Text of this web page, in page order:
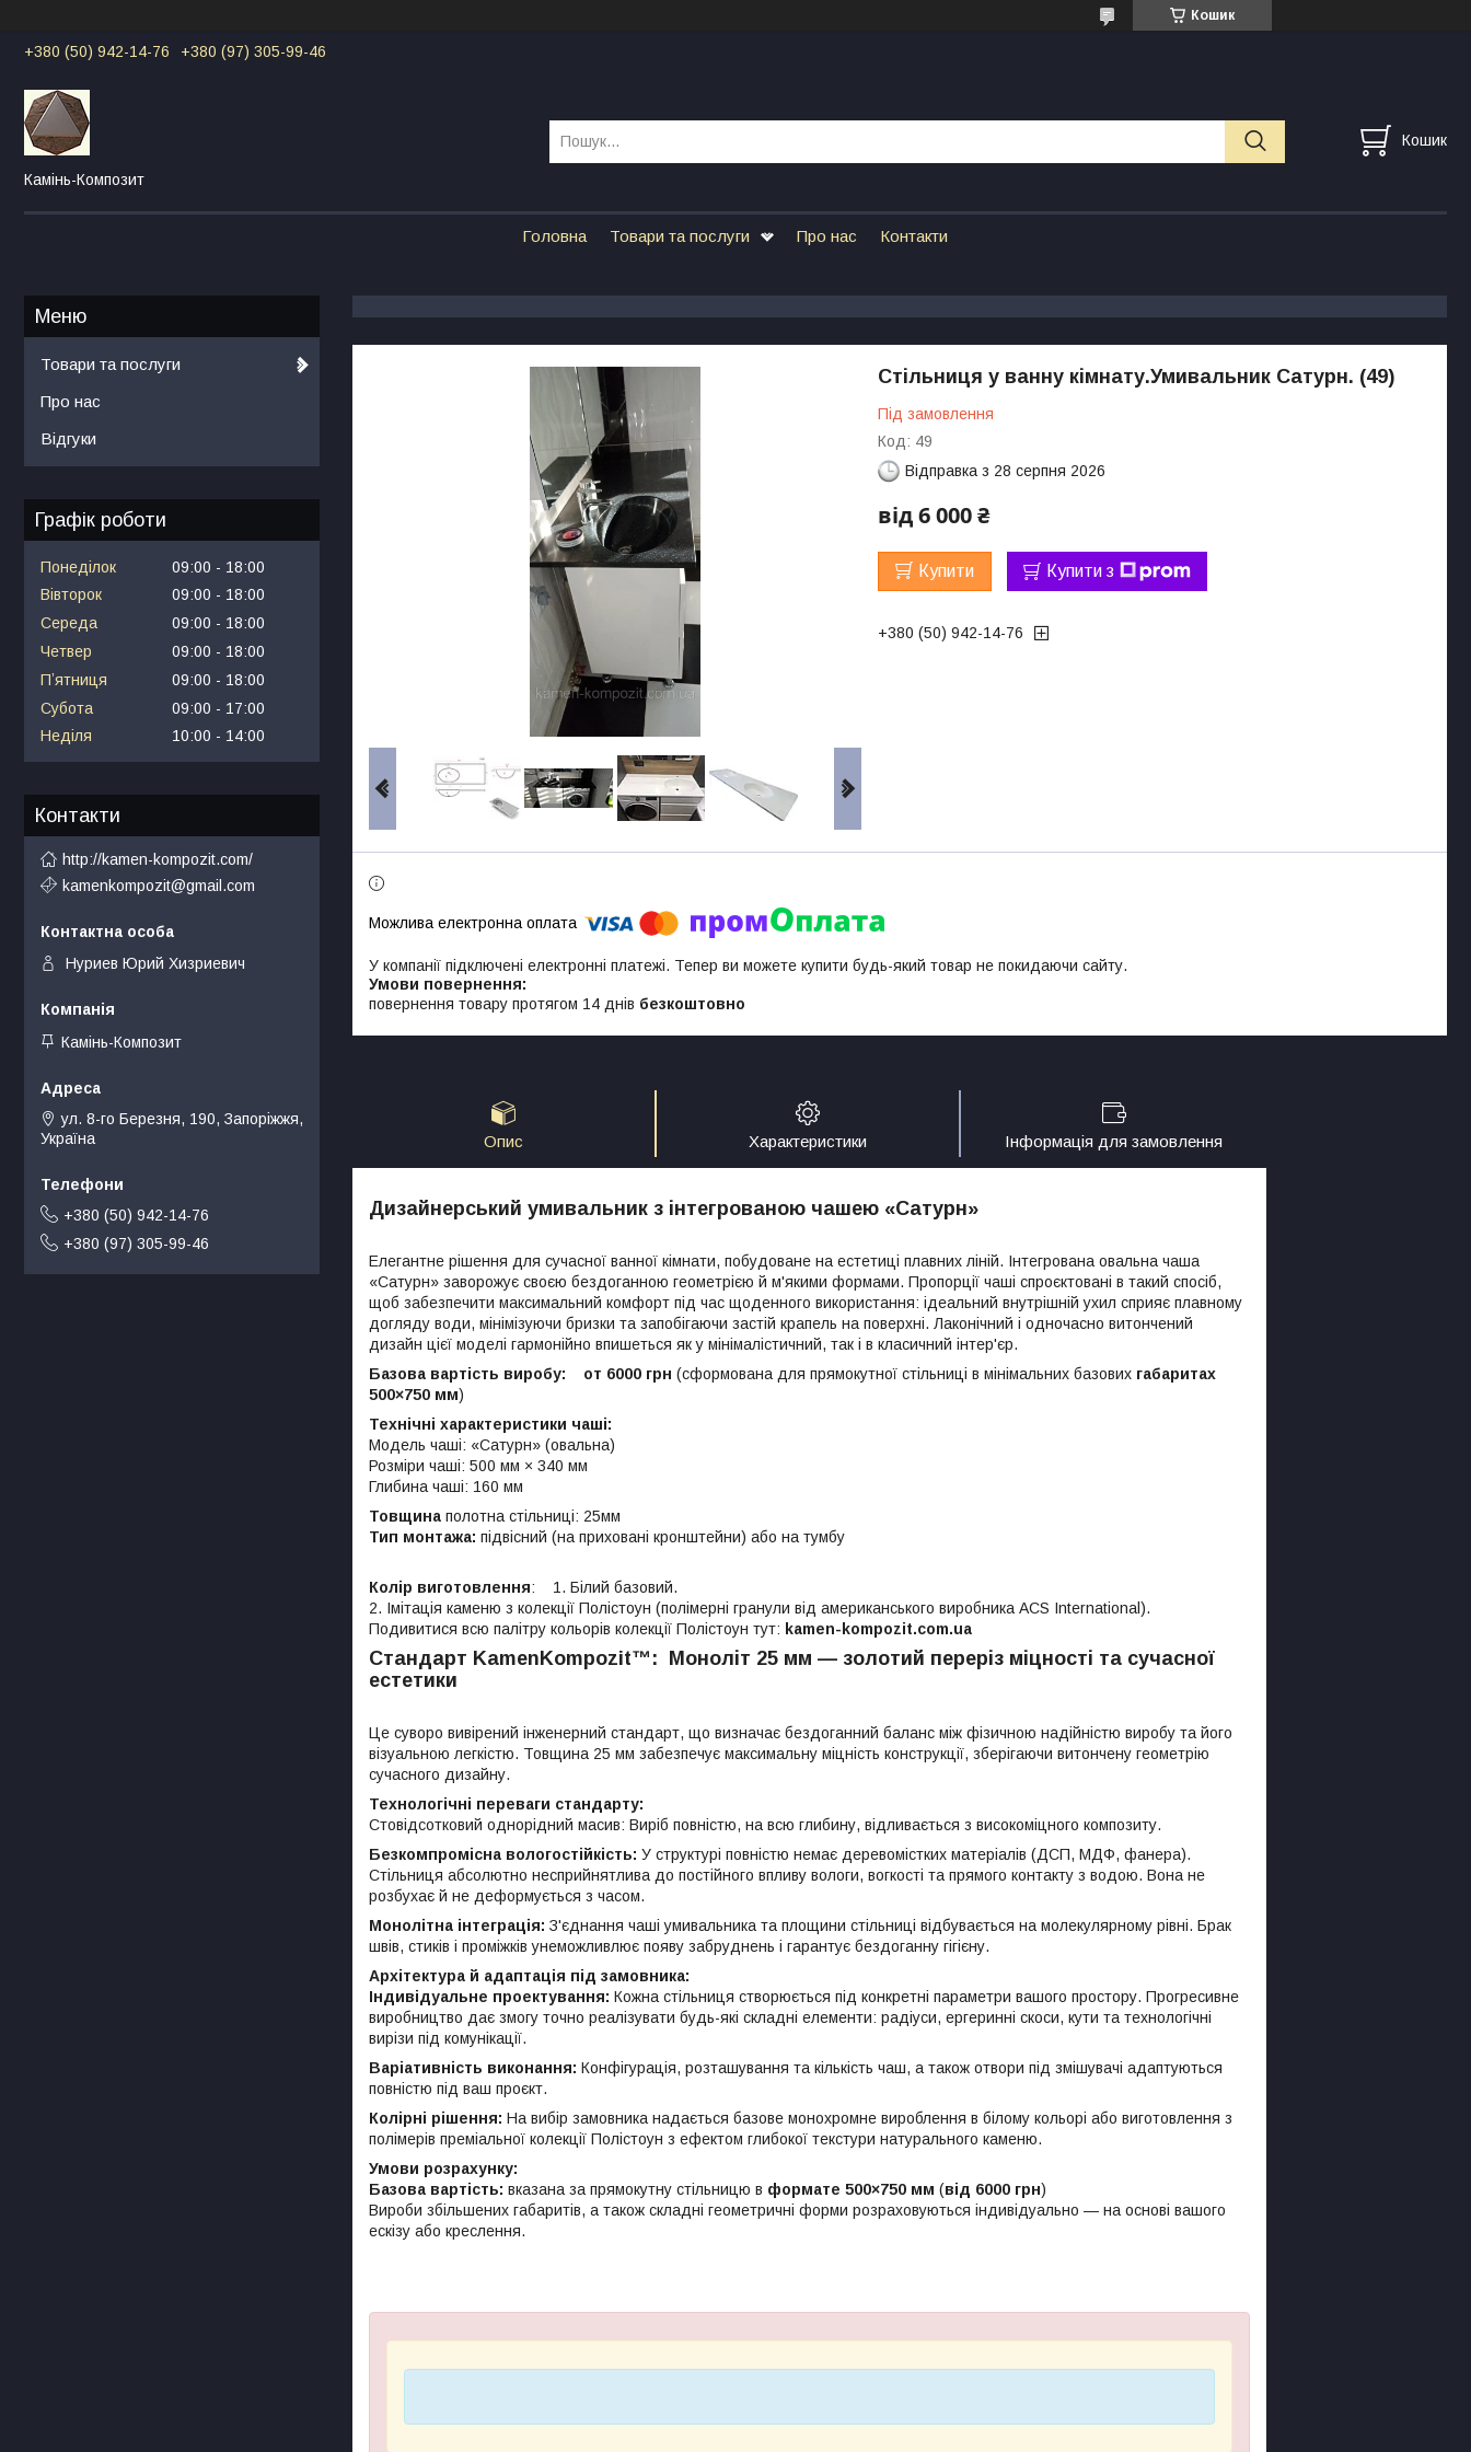
Кошик
+380 (50) 942-14-76 +380 (97) 305-99-46
Камінь-Композит
Кошик
Головна Товари та послуги Про нас Контакти
Стільниця у ванну кімнату.Умивальник Сатурн. (49)
Під замовлення
Код: 49
Відправка з 28 серпня 2026
від6 000 ₴
Купити Купити з
+380 (50) 942-14-76
У компанії підключені електронні платежі. Тепер ви можете купити будь-який товар не покидаючи сайту.
повернення товару протягом 14 днів безкоштовно
Опис Характеристики Інформація для замовлення
Дизайнерський умивальник з інтегрованою чашею «Сатурн»
Елегантне рішення для сучасної ванної кімнати, побудоване на естетиці плавних ліній. Інтегрована овальна чаша
«Сатурн» заворожує своєю бездоганною геометрією й м'якими формами. Пропорції чаші спроєктовані в такий спосіб,
щоб забезпечити максимальний комфорт під час щоденного використання: ідеальний внутрішній ухил сприяє плавному
догляду води, мінімізуючи бризки та запобігаючи застій крапель на поверхні. Лаконічний і одночасно витончений
дизайн цієї моделі гармонійно впишеться як у мінімалістичний, так і в класичний інтер'єр.
Базова вартість виробу: от 6000 грн (сформована для прямокутної стільниці в мінімальних базових габаритах
500×750 мм)
Технічні характеристики чаші:
Модель чаші: «Сатурн» (овальна)
Розміри чаші: 500 мм × 340 мм
Глибина чаші: 160 мм
Товщина полотна стільниці: 25мм
Тип монтажа: підвісний (на приховані кронштейни) або на тумбу
Колір виготовлення: 1. Білий базовий.
2. Імітація каменю з колекції Полістоун (полімерні гранули від американського виробника ACS International).
Подивитися всю палітру кольорів колекції Полістоун тут: kamen-kompozit.com.ua
Стандарт KamenKompozit™: Моноліт 25 мм — золотий переріз міцності та сучасної
естетики
Це суворо вивірений інженерний стандарт, що визначає бездоганний баланс між фізичною надійністю виробу та його
візуальною легкістю. Товщина 25 мм забезпечує максимальну міцність конструкції, зберігаючи витончену геометрію
сучасного дизайну.
Технологічні переваги стандарту:
Стовідсотковий однорідний масив: Виріб повністю, на всю глибину, відливається з високоміцного композиту.
Безкомпромісна вологостійкість: У структурі повністю немає деревомістких матеріалів (ДСП, МДФ, фанера).
Стільниця абсолютно несприйнятлива до постійного впливу вологи, вогкості та прямого контакту з водою. Вона не
розбухає й не деформується з часом.
Монолітна інтеграція: З'єднання чаші умивальника та площини стільниці відбувається на молекулярному рівні. Брак
швів, стиків і проміжків унеможливлює появу забруднень і гарантує бездоганну гігієну.
Архітектура й адаптація під замовника:
Індивідуальне проектування: Кожна стільниця створюється під конкретні параметри вашого простору. Прогресивне
виробництво дає змогу точно реалізувати будь-які складні елементи: радіуси, ергеринні скоси, кути та технологічні
вирізи під комунікації.
Варіативність виконання: Конфігурація, розташування та кількість чаш, а також отвори під змішувачі адаптуються
повністю під ваш проєкт.
Колірні рішення: На вибір замовника надається базове монохромне вироблення в білому кольорі або виготовлення з
полімерів преміальної колекції Полістоун з ефектом глибокої текстури натурального каменю.
Умови розрахунку:
Базова вартість: вказана за прямокутну стільницю в формате 500×750 мм (від 6000 грн)
Вироби збільшених габаритів, а також складні геометричні форми розраховуються індивідуально — на основі вашого
ескізу або креслення.
Товари та послуги
Про нас
Відгуки
Графік роботи
Понеділок 09:00
18:00
Вівторок
09:00
18:00
Середа
09:00
18:00
Четвер
09:00
18:00
Пʼятниця
09:00
18:00
Субота
09:00
17:00
Неділя
10:00 14:00
Контакти
http://kamen-kompozit.com/
kamenkompozit@gmail.com
Нуриев Юрий Хизриевич
Камінь-Композит
ул. 8-го Березня, 190, Запоріжжя,
Україна
+380 (50) 942-14-76
+380 (97) 305-99-46